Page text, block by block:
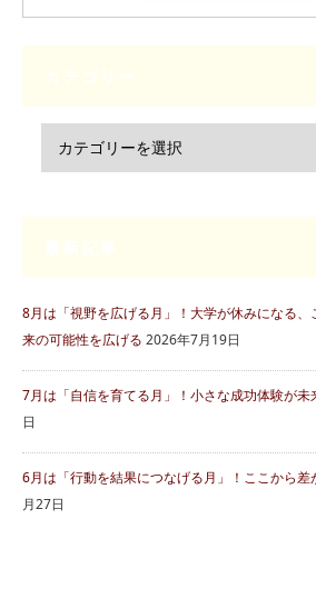
8月は「視野を広げる月」！大学が休みになる
来の可能性を広げる 2026年7月19日
7月は「自信を育てる月」！小さな成功体験が未
日
6月は「行動を結果につなげる月」！ここから差
月27日